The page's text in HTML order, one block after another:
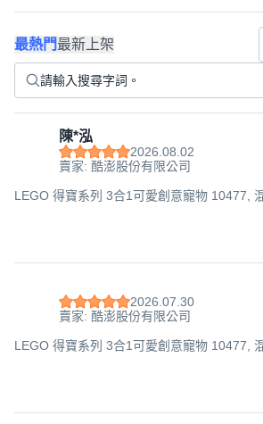
最熱門最新上架
陳*泓
2026.08.02
賣家: 酷澎股份有限公司
LEGO 得寶系列 3合1可愛創意寵物 10477,
2026.07.30
賣家: 酷澎股份有限公司
LEGO 得寶系列 3合1可愛創意寵物 10477,